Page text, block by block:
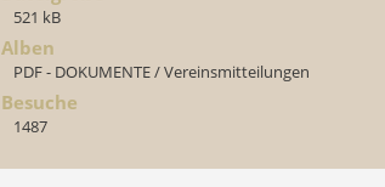
521 kB
Alben
PDF - DOKUMENTE/Vereinsmitteilungen
Besuche
1487